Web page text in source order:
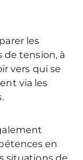
les
de tension, à
vers qui se
via les
en